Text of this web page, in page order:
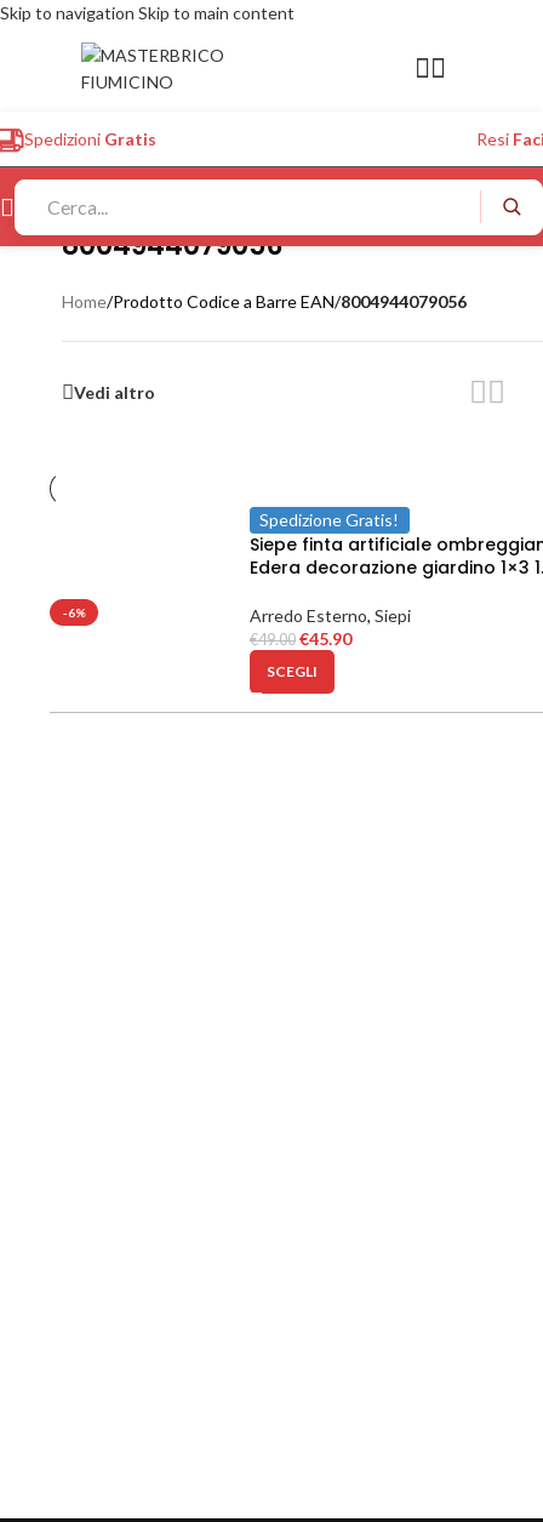
Skip to navigation Skip to main content
Spedizioni Gratis Resi
8004944079056
Home/Prodotto Codice a Barre EAN/8004944079056
Vedi altro
-6%
Spedizione Gratis!
Siepe finta artificiale
Edera decorazione giardino 1×3
Arredo Esterno, Siepi
€49.00 €45.90
SCEGLI